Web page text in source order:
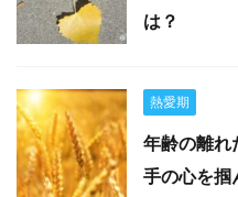
は？
熱愛期
年齢の離れ
手の心を掴